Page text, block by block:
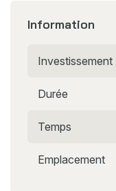
Information
Investissement
Durée
Temps
Emplacement